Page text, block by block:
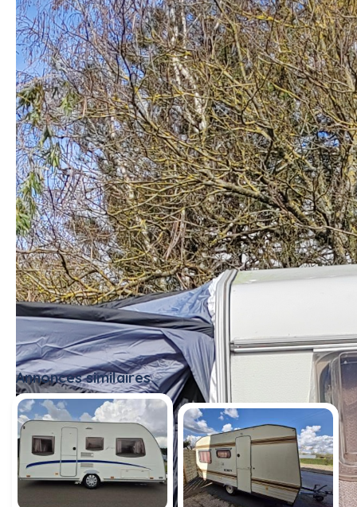
Description de l'annonce
A louer caravane avec auvent neuf location à la journée soit
65€/jour ou à la semaine soit 285€/semaine.
#caravane
Annonces similaires Tout voir